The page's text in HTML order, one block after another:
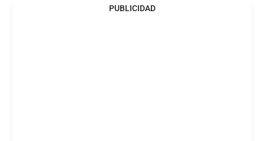
PUBLICIDAD